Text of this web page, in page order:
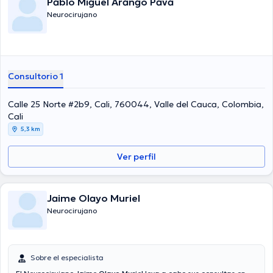
Neurocirujano
Consultorio 1
Calle 25 Norte #2b9, Cali, 760044, Valle del Cauca, Colombia,
Cali
5,3 km
Ver perfil
Jaime Olayo Muriel
Neurocirujano
Sobre el especialista